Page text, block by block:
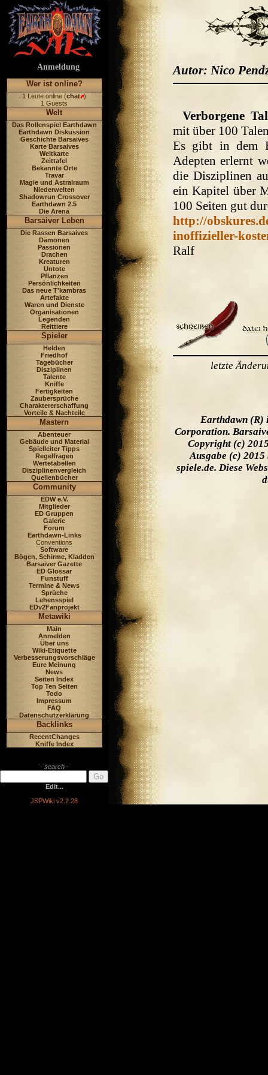
Anmeldung
Wer ist online?
1 Leute online (chat )
1 Guests
Welt
Das Rollenspiel Earthdawn
Earthdawn Diskussion
Geschichte Barsaives
Karte Barsaives
Weltkarte
Zeittafel
Bekannte Orte
Travar
Magie und Astralraum
Niederwelten
Shadowrun Crossover
Earthdawn 2.5
Die Arena
Barsaiver Leben
Die Rassen Barsaives
Dämonen
Passionen
Drachen
Kreaturen
Untote
Pflanzen
Persönlichkeiten
Das neue T'kambras
Artefakte
Waren und Dienste
Organisationen
Legenden
Reittiere
Spieler
Helden
Friedhof
Tagebücher
Disziplinen
Talente
Kniffe
Fertigkeiten
Zaubersprüche
Charaktererschaffung
Vorteile & Nachteile
Mastern
Abenteuer
Gebäude und Material
Spielleiter Tipps
Regelfragen
Wertetabellen
Disziplinenvergleich
Quellenbücher
Community
EDW e.V.
Mitglieder
ED Gruppen
Galerie
Forum
Earthdawn-Links
Conventions
Software
Bögen, Schirme, Kladden
Barsaiver Gazette
ED Glossar
Funstuff
Termine & News
Sprüche
Lehensspiel
EDv2Fanprojekt
Metawiki
Main
Anmelden
Über uns
Wiki-Etiquette
Verbesserungsvorschläge
Eure Meinung
News
Seiten Index
Top Ten Seiten
Todo
Impressum
FAQ
Datenschutzerklärung
Backlinks
RecentChanges
Kniffe Index
- search -
Edit...
JSPWiki v2.2.28
Autor: Nico
Verborgene
mit über 100
Es gibt in dem
Adepten erlernt
die Disziplinen
ein Kapitel über
100 Seiten gut
http://
inoffizieller-
Ralf
letzte
Earthdawn (R)
Corporation.
Copyright (c)
Ausgabe (c) 2015
spiele.de. Diese